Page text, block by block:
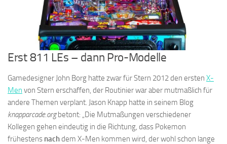
Erst 811 LEs – dann Pro-Modelle
Gamedesigner John Borg hatte zwar für Stern 2012 den ersten X-
Men von Stern erschaffen, der Routinier war aber mutmaßlich für
andere Themen verplant. Jason Knapp hatte in seinem Blog
knapparcade.orgbetont: „Die Mutmaßungen verschiedener
Kollegen gehen eindeutig in die Richtung, dass Pokemon
frühestens nachdem X-Men kommen wird, der wohl schon lange